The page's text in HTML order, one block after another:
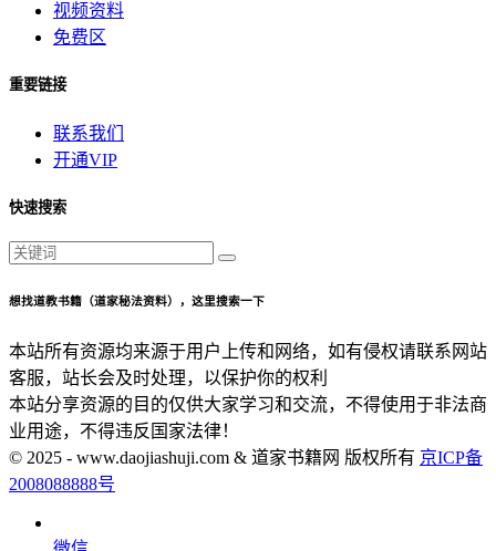
视频资料
免费区
重要链接
联系我们
开通VIP
快速搜索
想找道教书籍（道家秘法资料），这里搜索一下
本站所有资源均来源于用户上传和网络，如有侵权请联系网站
客服，站长会及时处理，以保护你的权利
本站分享资源的目的仅供大家学习和交流，不得使用于非法商
业用途，不得违反国家法律！
© 2025 - www.daojiashuji.com & 道家书籍网 版权所有 京ICP备
2008088888号